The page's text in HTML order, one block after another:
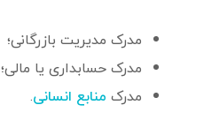
مدرک مدیریت بازرگانی؛
مدرک حسابداری یا مالی؛
مدرک منابع انسانی.